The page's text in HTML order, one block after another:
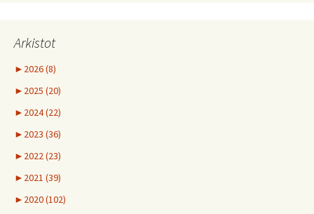
Arkistot
► 2026 (8)
► 2025 (20)
► 2024 (22)
► 2023 (36)
► 2022 (23)
► 2021 (39)
► 2020 (102)